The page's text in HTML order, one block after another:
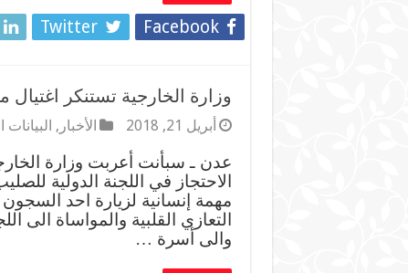
Facebook
Twitter
وزارة الخارجية تستنكر
أبريل 21, 2018 الأخبار ,
عدن ـ سبأنت أعربت وزارة
الاحتجاز في اللجنة الدولية
مهمة إنسانية لزيارة احد
التعازي القلبية والمواساة الى
والى أسرة …